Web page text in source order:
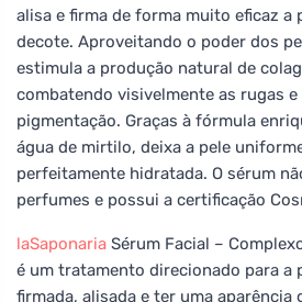
alisa e firma de forma muito eficaz a
decote. Aproveitando o poder dos
estimula a produção natural de
combatendo visivelmente as rugas e
pigmentação. Graças à fórmula
água de mirtilo, deixa a pele
perfeitamente hidratada. O sérum
perfumes e possui a certificação
laSaponaria Sérum Facial –
é um tratamento direcionado para a
firmada, alisada e ter uma aparência